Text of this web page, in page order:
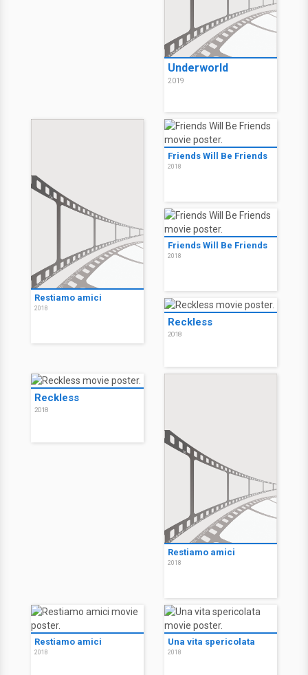
Underworld
2019
Restiamo amici
2018
Friends Will Be Friends
2018
Friends Will Be Friends
2018
Reckless
2018
Reckless
2018
Restiamo amici
2018
Restiamo amici
2018
Una vita spericolata
2018